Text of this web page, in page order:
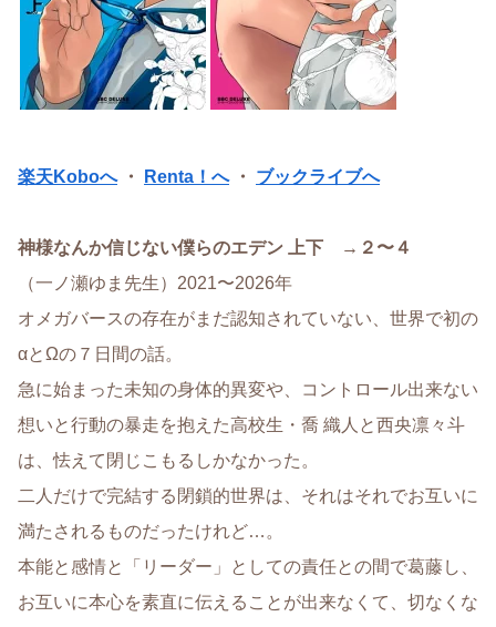
楽天Koboへ・ Renta！へ・ ブックライブへ
神様なんか信じない僕らのエデン 上下 →２〜４
（一ノ瀬ゆま先生）2021〜2026年
オメガバースの存在がまだ認知されていない、世界で初の
αとΩの７日間の話。
急に始まった未知の身体的異変や、コントロール出来ない
想いと行動の暴走を抱えた高校生・喬 織人と西央凛々斗
は、怯えて閉じこもるしかなかった。
二人だけで完結する閉鎖的世界は、それはそれでお互いに
満たされるものだったけれど…。
本能と感情と「リーダー」としての責任との間で葛藤し、
お互いに本心を素直に伝えることが出来なくて、切なくな